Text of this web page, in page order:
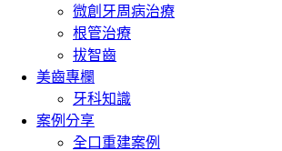
微創牙周病治療
根管治療
拔智齒
美齒專欄
牙科知識
案例分享
全口重建案例